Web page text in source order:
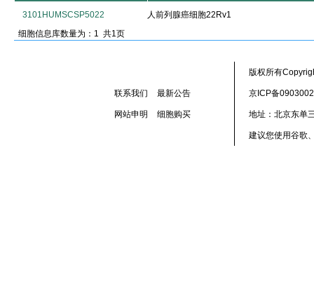
3101HUMSCSP5022
人前列腺癌细胞22Rv1
细胞信息库数量为：1 共1页
联系我们 最新公告
网站申明 细胞购买
版权所有
京ICP备
地址：北京东单
建议您使用谷歌